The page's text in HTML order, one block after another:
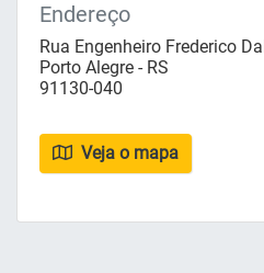
Endereço
Rua Engenheiro Frederico
Porto Alegre - RS
91130-040
Veja o mapa